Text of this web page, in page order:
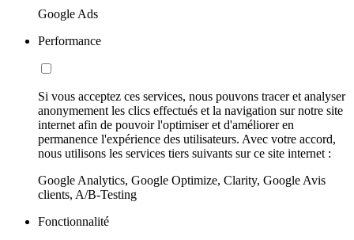
Google Ads
Performance
Si vous acceptez ces services, nous pouvons tracer et analyser
anonymement les clics effectués et la navigation sur notre site
internet afin de pouvoir l'optimiser et d'améliorer en
permanence l'expérience des utilisateurs. Avec votre accord,
nous utilisons les services tiers suivants sur ce site internet :
Google Analytics, Google Optimize, Clarity, Google Avis
clients, A/B-Testing
Fonctionnalité